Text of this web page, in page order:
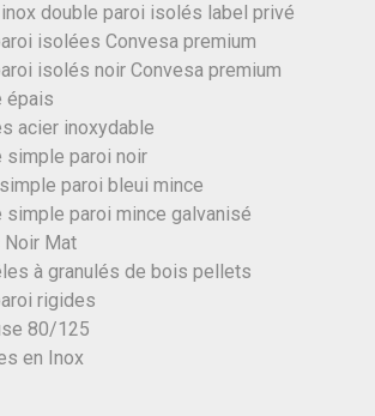
double paroi isolés label privé
isolées Convesa premium
isolés noir Convesa premium
épais
acier inoxydable
simple paroi noir
paroi bleui mince
simple paroi mince galvanisé
Noir Mat
à granulés de bois pellets
rigides
80/125
en Inox